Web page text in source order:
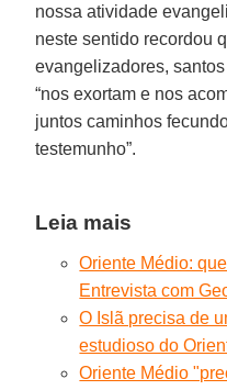
nossa atividade
neste sentido recordou
evangelizadores,
“nos exortam e nos
juntos caminhos
testemunho”.
Leia mais
Oriente Médio:
Entrevista com
O Islã precisa de
estudioso do
Oriente Médio